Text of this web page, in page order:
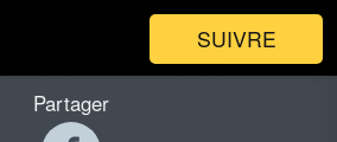
SUIVRE
Partager